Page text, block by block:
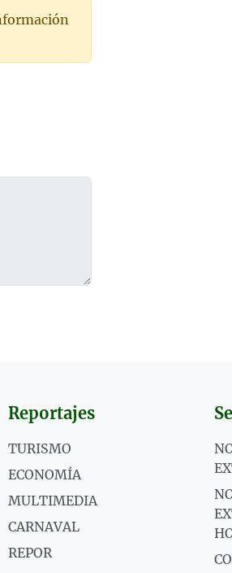
Reportajes
TURISMO
ECONOMÍA
MULTIMEDIA
CARNAVAL
REPOR